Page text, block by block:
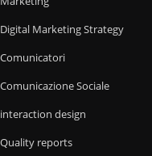
Digital Marketing Strategy
Comunicatori
Comunicazione Sociale
interaction design
Quality reports